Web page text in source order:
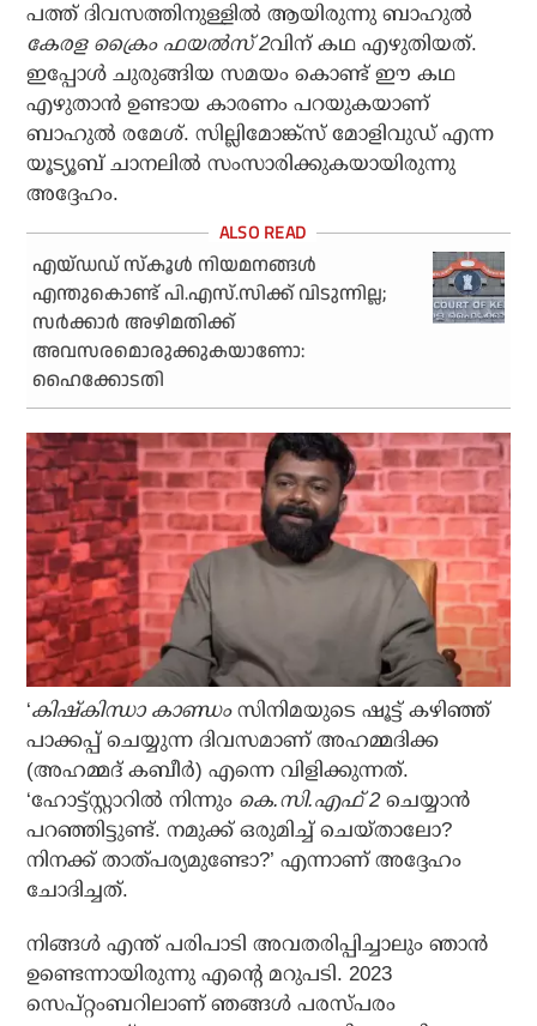
പത്ത് ദിവസത്തിനുള്ളില്‍ ആയിരുന്നു ബാഹുല്‍
കേരള ക്രൈം ഫയല്‍സ് 2വിന് കഥ എഴുതിയത്.
ഇപ്പോള്‍ ചുരുങ്ങിയ സമയം കൊണ്ട് ഈ കഥ
എഴുതാന്‍ ഉണ്ടായ കാരണം പറയുകയാണ്
ബാഹുല്‍ രമേശ്. സില്ലിമോങ്ക്‌സ് മോളിവുഡ് എന്ന
യൂട്യൂബ് ചാനലില്‍ സംസാരിക്കുകയായിരുന്നു
അദ്ദേഹം.
എയ്ഡഡ് സ്‌കൂള്‍ നിയമനങ്ങള്‍
എന്തുകൊണ്ട് പി.എസ്.സിക്ക് വിടുന്നില്ല;
സര്‍ക്കാര്‍ അഴിമതിക്ക്
അവസരമൊരുക്കുകയാണോ:
ഹൈക്കോടതി
‘കിഷ്‌കിന്ധാ കാണ്ഡംസിനിമയുടെ ഷൂട്ട് കഴിഞ്ഞ്
പാക്കപ്പ് ചെയ്യുന്ന ദിവസമാണ് അഹമ്മദിക്ക
(അഹമ്മദ് കബീര്‍) എന്നെ വിളിക്കുന്നത്.
‘ഹോട്ട്സ്റ്റാറില്‍ നിന്നും കെ.സി.എഫ് 2ചെയ്യാന്‍
പറഞ്ഞിട്ടുണ്ട്. നമുക്ക് ഒരുമിച്ച് ചെയ്താലോ?
നിനക്ക് താത്പര്യമുണ്ടോ?’ എന്നാണ് അദ്ദേഹം
ചോദിച്ചത്.
നിങ്ങള്‍ എന്ത് പരിപാടി അവതരിപ്പിച്ചാലും ഞാന്‍
ഉണ്ടെന്നായിരുന്നു എന്റെ മറുപടി. 2023
സെപ്റ്റംബറിലാണ് ഞങ്ങള്‍ പരസ്പരം